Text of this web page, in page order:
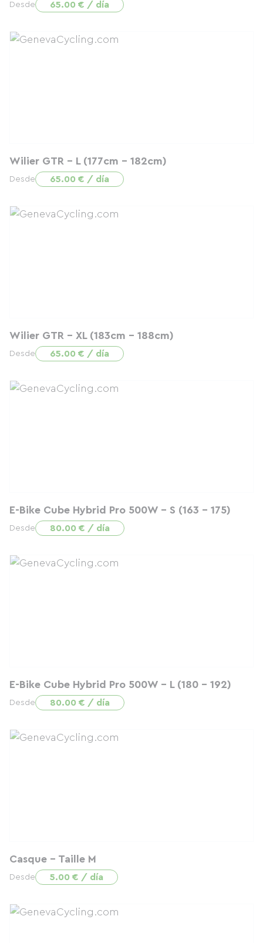
Desde 65.00 € / día
Wilier GTR - L (177cm - 182cm)
Desde 65.00 € / día
Wilier GTR - XL (183cm - 188cm)
Desde 65.00 € / día
E-Bike Cube Hybrid Pro 500W - S (163 - 175)
Desde 80.00 € / día
E-Bike Cube Hybrid Pro 500W - L (180 - 192)
Desde 80.00 € / día
Casque - Taille M
Desde 5.00 € / día